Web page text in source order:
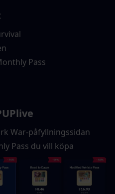
Pass
War-påfyllningssidan
Pass du vill köpa